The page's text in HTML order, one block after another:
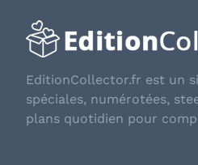
EditionCollector.fr est un
spéciales, numérotées,
plans quotidien pour